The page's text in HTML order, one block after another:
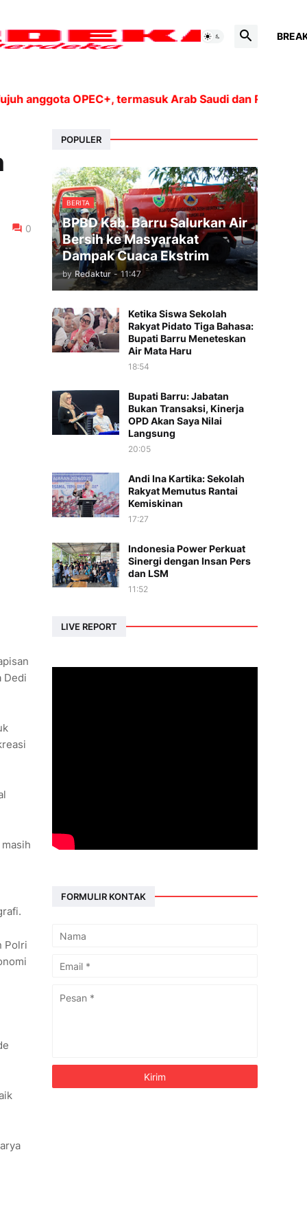
OPEC+, termasuk Arab Saudi dan Rusia, akan
0
Dedi
Polri
POPULER
BERITA
BPBD Kab. Barru Salurkan Air
Bersih ke Masyarakat
Dampak Cuaca Ekstrim
by Redaktur - 11:47
Ketika Siswa Sekolah
Rakyat Pidato Tiga Bahasa:
Bupati Barru Meneteskan
Air Mata Haru
18:54
Bupati Barru: Jabatan
Bukan Transaksi, Kinerja
OPD Akan Saya Nilai
Langsung
20:05
Andi Ina Kartika: Sekolah
Rakyat Memutus Rantai
Kemiskinan
17:27
Indonesia Power Perkuat
Sinergi dengan Insan Pers
dan LSM
11:52
LIVE REPORT
FORMULIR KONTAK